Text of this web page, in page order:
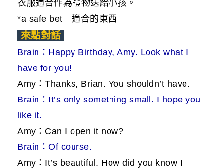
衣服適合作為禮物送給小孩。
*a safe bet 適合的東西
來點對話
Brain：Happy Birthday, Amy. Look what I
have for you!
Amy：Thanks, Brian. You shouldn’t have.
Brain：It’s only something small. I hope you
like it.
Amy：Can I open it now?
Brain：Of course.
Amy：It’s beautiful. How did you know I